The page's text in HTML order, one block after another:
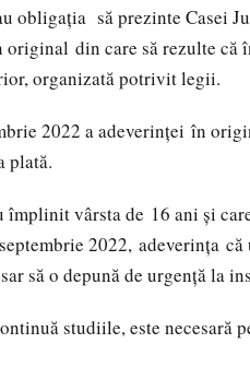
obligația să prezinte Casei
din care să rezulte că
organizată potrivit legii.
2022 a adeverinței în
plată.
vârsta de 16 ani și
2022, adeverința că
să o depună de urgență la
studiile, este necesară